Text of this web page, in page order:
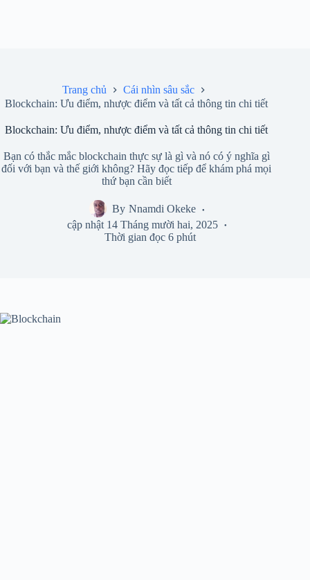
Trang chủ
Cái nhìn sâu sắc
Blockchain: Ưu điểm, nhược điểm và tất cả thông tin chi tiết
Blockchain: Ưu điểm, nhược điểm và tất cả thông tin chi tiết
Bạn có thắc mắc blockchain thực sự là gì và nó có ý nghĩa gì
đối với bạn và thế giới không? Hãy đọc tiếp để khám phá mọi
thứ bạn cần biết
By Nnamdi Okeke
cập nhật 14 Tháng mười hai, 2025
Thời gian đọc 6 phút